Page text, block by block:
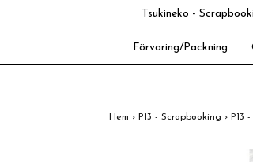
Tsukineko -
Förvaring/Packning
Hem › P13 - Scrapbooking › P13